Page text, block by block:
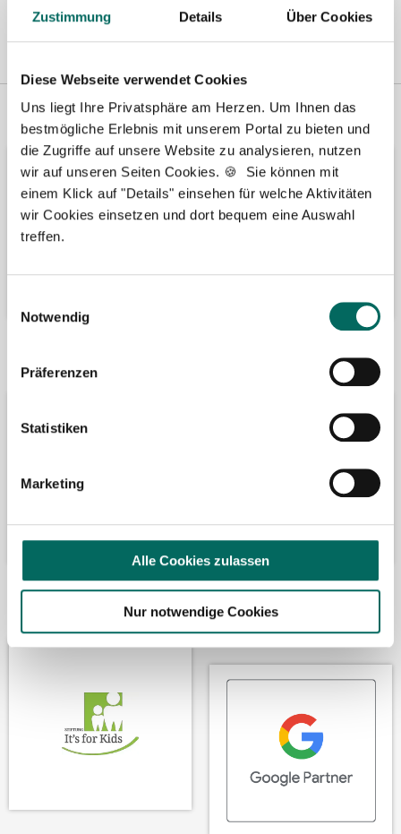
Zustimmung Details Über Cookies
Diese Webseite verwendet Cookies
Uns liegt Ihre Privatsphäre am Herzen. Um Ihnen das
bestmögliche Erlebnis mit unserem Portal zu bieten und
die Zugriffe auf unsere Website zu analysieren, nutzen
wir auf unseren Seiten Cookies. 🍪 Sie können mit
einem Klick auf "Details" einsehen für welche Aktivitäten
wir Cookies einsetzen und dort bequem eine Auswahl
treffen.
Notwendig
Präferenzen
Statistiken
Marketing
Alle Cookies zulassen
Nur notwendige Cookies
Vertreten in Wir fördern
Kooperation mit
Wir fördern
Wir sind Google-
Partner